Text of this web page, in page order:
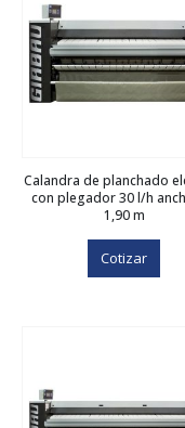
Calandra de planchado
con plegador 30 l/h
1,90 m
Cotizar